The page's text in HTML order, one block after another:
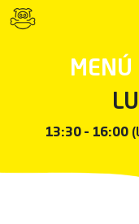
MENÚ
13:30 – 16:00